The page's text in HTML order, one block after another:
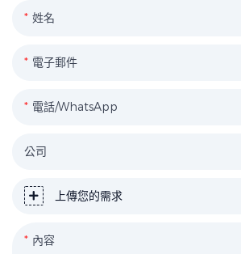
姓名
電子郵件
電話/WhatsApp
公司
上傳您的需求
內容